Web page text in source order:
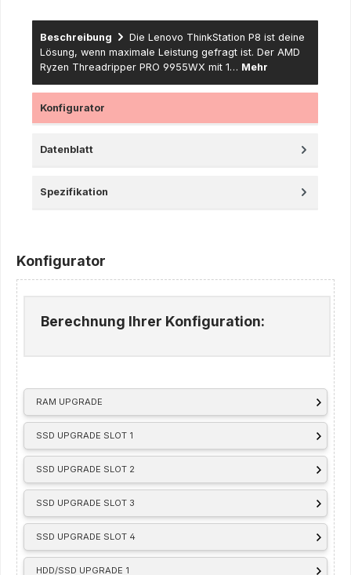
Beschreibung
Die Lenovo ThinkStation P8 ist deine
Lösung, wenn maximale Leistung gefragt ist. Der AMD
Ryzen Threadripper PRO 9955WX mit 1… Mehr
Konfigurator
Datenblatt
Spezifikation
Konfigurator
RAM UPGRADE
SSD UPGRADE SLOT 1
SSD UPGRADE SLOT 2
SSD UPGRADE SLOT 3
SSD UPGRADE SLOT 4
HDD/SSD UPGRADE 1
Berechnung Ihrer Konfiguration: